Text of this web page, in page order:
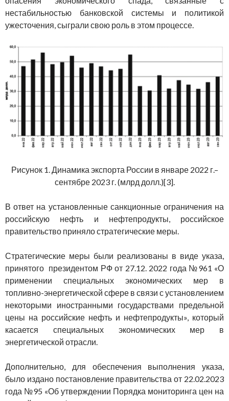
нестабильностью банковской системы и политикой
ужесточения, сыграли свою роль в этом процессе.
Рисунок 1. Динамика экспорта России в январе 2022 г.–
сентябре 2023 г. (млрд долл.)[3].
В ответ на установленные санкционные ограничения на
российскую нефть и нефтепродукты, российское
правительство приняло стратегические меры.
Стратегические меры были реализованы в виде указа,
принятого президентом РФ от 27.12. 2022 года №961 «О
применении специальных экономических мер в
топливно-энергетической сфере в связи с установлением
некоторыми иностранными государствами предельной
цены на российские нефть и нефтепродукты», который
касается специальных экономических мер в
энергетической отрасли.
Дополнительно, для обеспечения выполнения указа,
было издано постановление правительства от 22.02.2023
года №95 «Об утверждении Порядка мониторинга цен на